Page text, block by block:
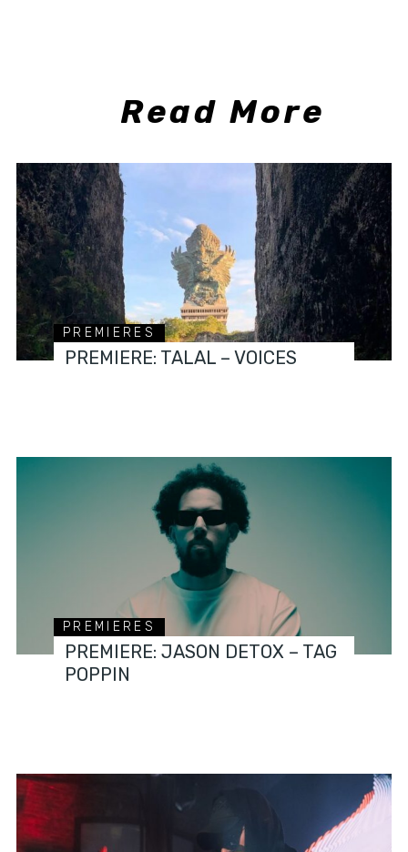
Read More
PREMIERES
PREMIERE: TALAL – VOICES
PREMIERES
PREMIERE: JASON DETOX – TAG
POPPIN